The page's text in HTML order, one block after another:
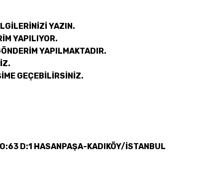
YAZIN.
YAPILIYOR.
YAPILMAKTADIR.
GEÇEBİLİRSİNİZ.
D:1 HASANPAŞA-KADIKÖY/İSTANBUL